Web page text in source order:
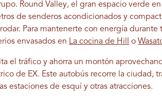
Round Valley, el gran espacio verde
de senderos acondicionados y
Para mantenerte con energía durante
envasados ​​en La cocina de Hill o
el tráfico y ahorra un montón
de EX. Este autobús recorre la ciudad,
estaciones de esquí y otras atracciones.